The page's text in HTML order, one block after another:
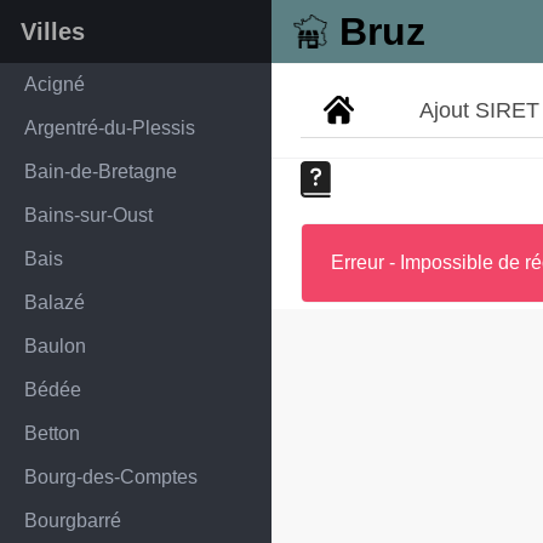
Bruz
Villes
Acigné
Argentré-du-Plessis
Bain-de-Bretagne
Bains-sur-Oust
Bais
Balazé
Baulon
Bédée
Betton
Bourg-des-Comptes
Bourgbarré
Ajout SIRET
Erreur - Impossible de